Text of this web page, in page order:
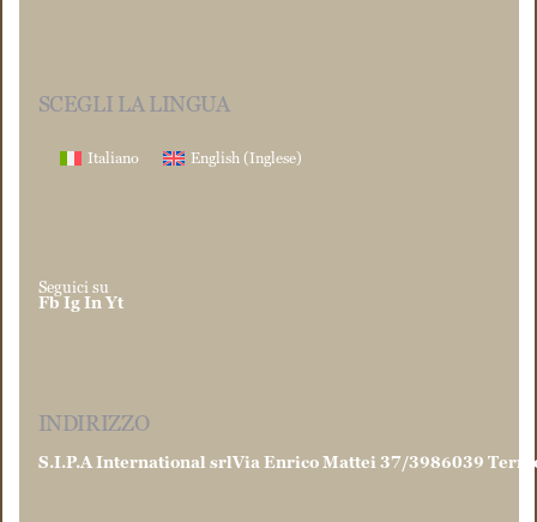
SCEGLI LA LINGUA
Italiano English(Inglese)
Seguici su
Fb Ig In Yt
INDIRIZZO
S.I.P.A International srlVia Enrico Mattei 37/3986039